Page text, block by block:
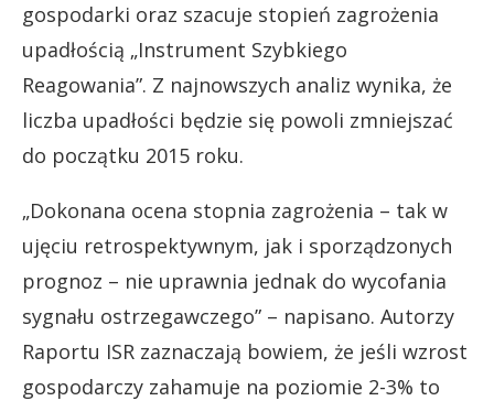
gospodarki oraz szacuje stopień zagrożenia
upadłością „Instrument Szybkiego
Reagowania”. Z najnowszych analiz wynika, że
liczba upadłości będzie się powoli zmniejszać
do początku 2015 roku.
„Dokonana ocena stopnia zagrożenia – tak w
ujęciu retrospektywnym, jak i sporządzonych
prognoz – nie uprawnia jednak do wycofania
sygnału ostrzegawczego” – napisano. Autorzy
Raportu ISR zaznaczają bowiem, że jeśli wzrost
gospodarczy zahamuje na poziomie 2-3% to